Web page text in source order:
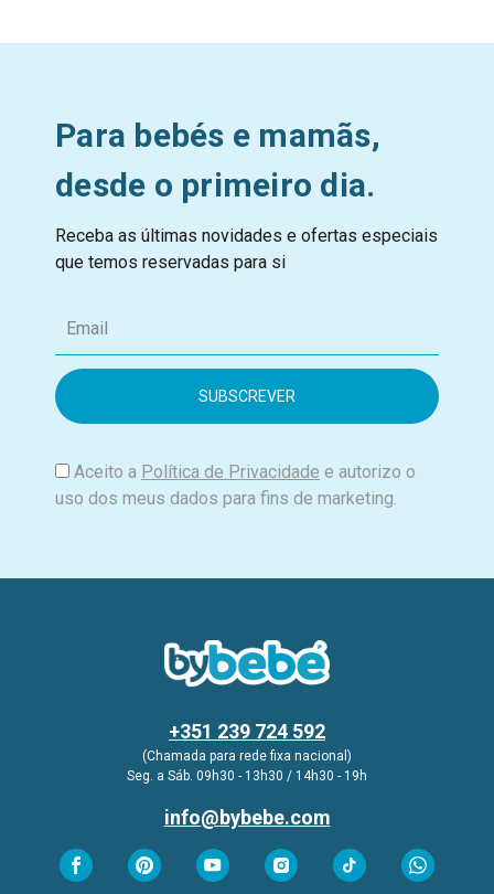
Para bebés e mamãs,
desde o primeiro dia.
Receba as últimas novidades e ofertas especiais
que temos reservadas para si
m
i
Aceito a Política de Privacidade e autorizo o
uso dos meus dados para fins de marketing.
+351 239 724 592
(Chamada para rede fixa nacional)
Seg. a Sáb. 09h30 - 13h30 / 14h30 - 19h
info@bybebe.com